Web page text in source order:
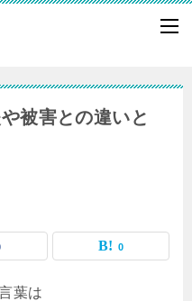
被害との違いと
0
葉は